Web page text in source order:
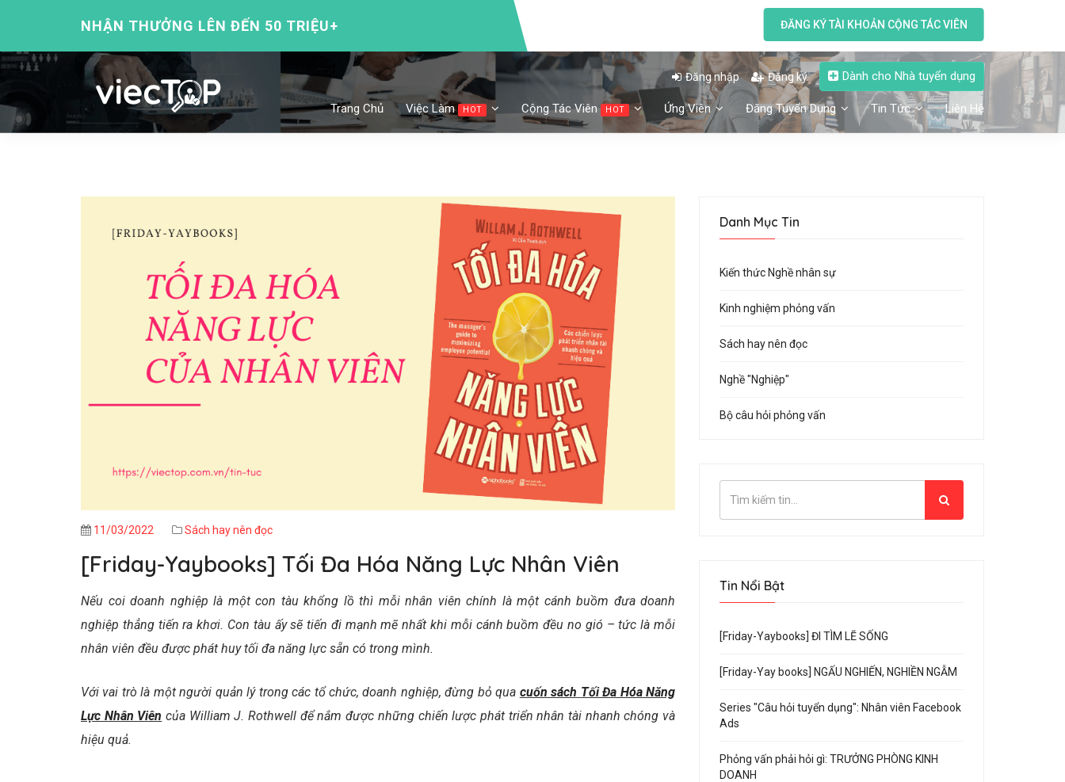
NHẬN THƯỞNG LÊN ĐẾN 50 TRIỆU+ ĐĂNG KÝ TÀI KHOẢN CỘNG TÁC VIÊN
Đăng nhập Đăng ký Dành cho Nhà tuyển dụng
Trang Chủ Việc Làm HOT Cộng Tác Viên HOT Ứng Viên Đăng Tuyển Dụng Tin Tức Liên Hệ
11/03/2022 Sách hay nên đọc
[Friday-Yaybooks] Tối Đa Hóa Năng Lực Nhân Viên
Nếu coi doanh nghiệp là một con tàu khổng lồ thì mỗi nhân viên chính là một cánh buồm đưa doanh
nghiệp thẳng tiến ra khơi. Con tàu ấy sẽ tiến đi mạnh mẽ nhất khi mỗi cánh buồm đều no gió – tức là mỗi
nhân viên đều được phát huy tối đa năng lực sẵn có trong mình.
Với vai trò là một người quản lý trong các tổ chức, doanh nghiệp, đừng bỏ qua cuốn sách Tối Đa Hóa Năng
Lực Nhân Viên của William J. Rothwell để nắm được những chiến lược phát triển nhân tài nhanh chóng và
hiệu quả.
Danh Mục Tin
Kiến thức Nghề nhân sự
Kinh nghiệm phỏng vấn
Sách hay nên đọc
Nghề "Nghiệp"
Bộ câu hỏi phỏng vấn
Tin Nổi Bật
[Friday-Yaybooks] ĐI TÌM LẼ SỐNG
[Friday-Yay books] NGẤU NGHIẾN, NGHIỀN NGẪM
Series "Câu hỏi tuyển dụng": Nhân viên Facebook
Ads
Phỏng vấn phải hỏi gì: TRƯỞNG PHÒNG KINH
DOANH